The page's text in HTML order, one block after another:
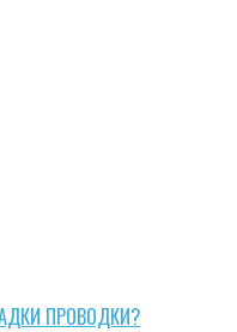
ПРОВОДКИ?